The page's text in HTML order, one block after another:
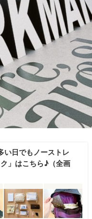
い日でもノーストレ
」はこちら♪（全画